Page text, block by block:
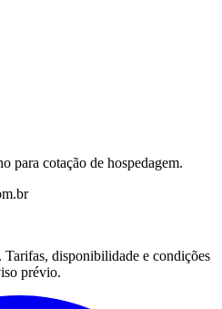
para cotação de hospedagem.
. Tarifas, disponibilidade e condições
prévio.